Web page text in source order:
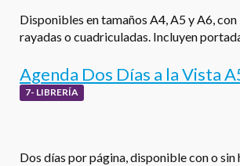
Disponibles en tamaños A4, A5 y A6, con
rayadas o cuadriculadas. Incluyen
Agenda Dos Días a la Vista
7- LIBRERÍA
Dos días por página, disponible con o